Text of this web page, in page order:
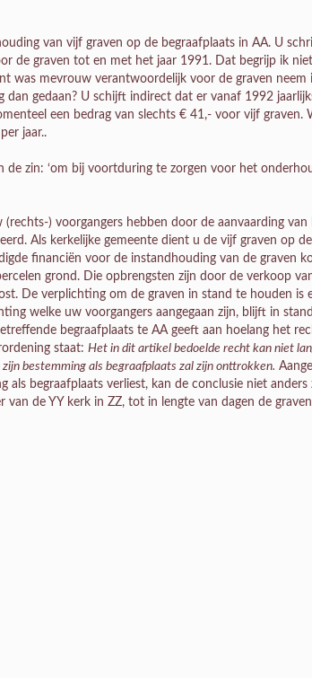
van vijf graven op de begraafplaats in AA. U
de graven tot en met het jaar 1991. Dat begrijp ik
was mevrouw verantwoordelijk voor de graven neem
dan gedaan? U schijft indirect dat er vanaf 1992
een bedrag van slechts € 41,- voor vijf graven.
jaar..
de zin: ‘om bij voortduring te zorgen voor het
) voorgangers hebben door de aanvaarding van
Als kerkelijke gemeente dient u de vijf graven op de
financiën voor de instandhouding van de graven
grond. Die opbrengsten zijn door de verkoop
De verplichting om de graven in stand te houden is
welke uw voorgangers aangegaan zijn, blijft in
begraafplaats te AA geeft aan hoelang het
staat: Het in dit artikel bedoelde recht kan niet
bestemming als begraafplaats zal zijn onttrokken.
als begraafplaats verliest, kan de conclusie niet anders
de YY kerk in ZZ, tot in lengte van dagen de